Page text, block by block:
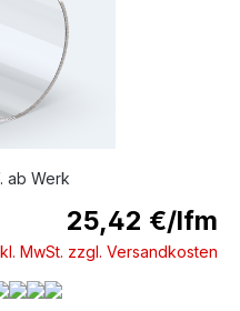
ab Werk
25,42 €/lfm
MwSt. zzgl. Versandkosten